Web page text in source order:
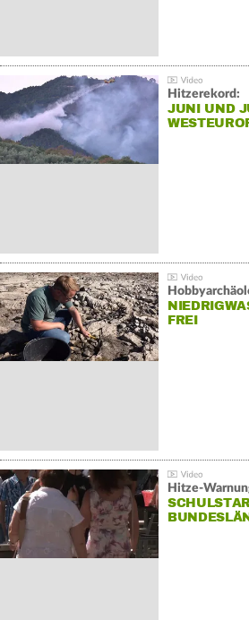
Hitzerekord:
JUNI UND
FREI
Hitze-